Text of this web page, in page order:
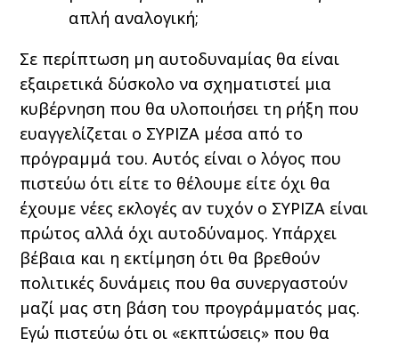
απλή αναλογική;
Σε περίπτωση μη αυτοδυναμίας θα είναι
εξαιρετικά δύσκολο να σχηματιστεί μια
κυβέρνηση που θα υλοποιήσει τη ρήξη που
ευαγγελίζεται ο ΣΥΡΙΖΑ μέσα από το
πρόγραμμά του. Αυτός είναι ο λόγος που
πιστεύω ότι είτε το θέλουμε είτε όχι θα
έχουμε νέες εκλογές αν τυχόν ο ΣΥΡΙΖΑ είναι
πρώτος αλλά όχι αυτοδύναμος. Υπάρχει
βέβαια και η εκτίμηση ότι θα βρεθούν
πολιτικές δυνάμεις που θα συνεργαστούν
μαζί μας στη βάση του προγράμματός μας.
Εγώ πιστεύω ότι οι «εκπτώσεις» που θα